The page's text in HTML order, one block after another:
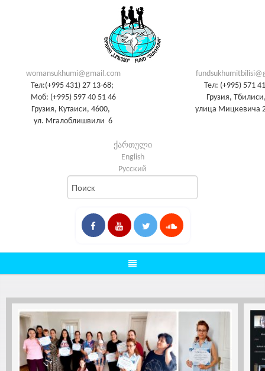
womansukhumi@gmail.com
Тел:(+995 431) 27 13-68;
Моб: (+995) 597 40 51 46
Грузия, Кутаиси, 4600,
ул. Мгалоблишвили 6
Тел: (+995) 571
Грузия,
улица Мицкевича
ქართული
English
Русский